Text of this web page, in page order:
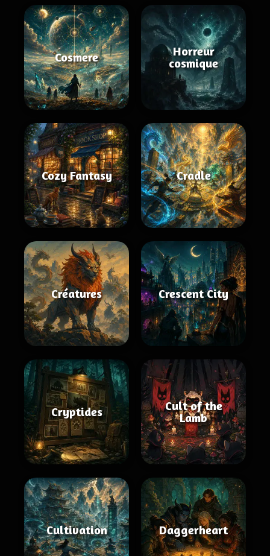
Cosmere
Horreur
cosmique
Cozy Fantasy Cradle
Créatures Crescent City
Cryptides
Cult of the
Lamb
Cultivation Daggerheart